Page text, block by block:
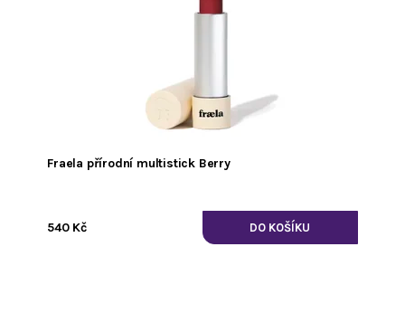
Fraela přírodní multistick Berry
540 Kč